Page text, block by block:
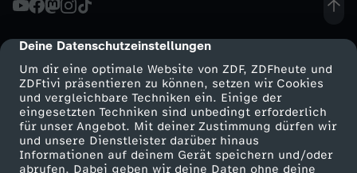
cmp-dialog-description
Deine Datenschutzeinstellungen
Um dir eine optimale Website von ZDF, ZDFheute und
ZDFtivi präsentieren zu können, setzen wir Cookies
und vergleichbare Techniken ein. Einige der
eingesetzten Techniken sind unbedingt erforderlich
für unser Angebot. Mit deiner Zustimmung dürfen wir
und unsere Dienstleister darüber hinaus
Informationen auf deinem Gerät speichern und/oder
abrufen. Dabei geben wir deine Daten ohne deine
e
r
F
a
Mehr ZDF
ZDF-Apps
Service
ZDFmitreden